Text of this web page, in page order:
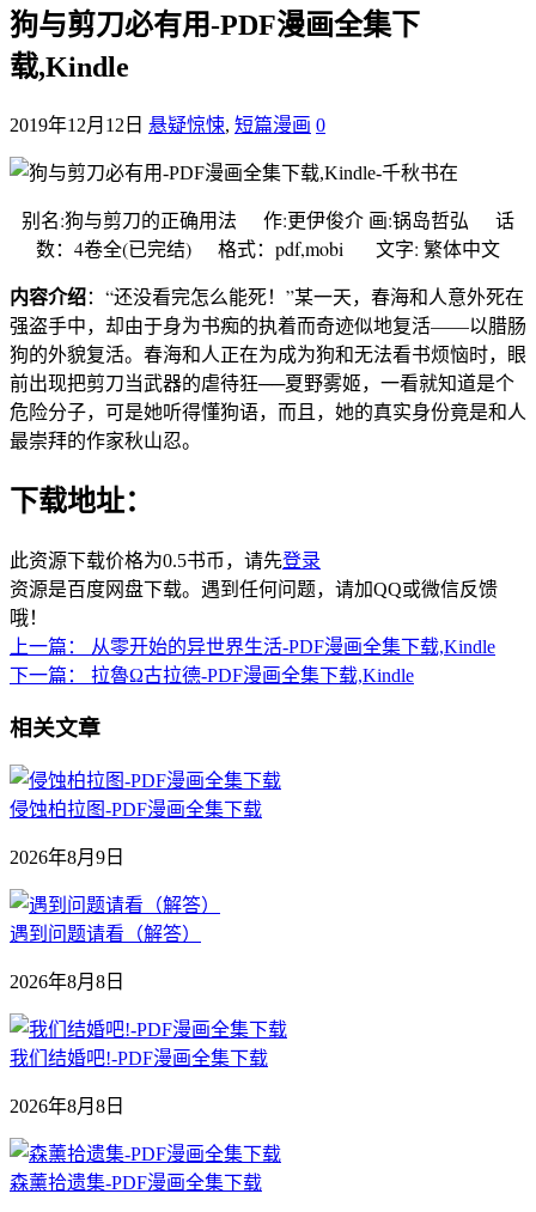
狗与剪刀必有用-PDF漫画全集下
载,Kindle
2019年12月12日 悬疑惊悚, 短篇漫画 0
别名:狗与剪刀的正确用法 作:更伊俊介 画:锅岛哲弘 话
数：4卷全(已完结) 格式：pdf,mobi 文字: 繁体中文
内容介绍：“还没看完怎么能死！”某一天，春海和人意外死在
强盗手中，却由于身为书痴的执着而奇迹似地复活——以腊肠
狗的外貌复活。春海和人正在为成为狗和无法看书烦恼时，眼
前出现把剪刀当武器的虐待狂──夏野雾姬，一看就知道是个
危险分子，可是她听得懂狗语，而且，她的真实身份竟是和人
最崇拜的作家秋山忍。
下载地址：
此资源下载价格为0.5书币，请先登录
资源是百度网盘下载。遇到任何问题，请加QQ或微信反馈
哦！
上一篇：
从零开始的异世界生活-PDF漫画全集下载,Kindle
下一篇：
拉魯Ω古拉德-PDF漫画全集下载,Kindle
相关文章
侵蚀柏拉图-PDF漫画全集下载
2026年8月9日
遇到问题请看（解答）
2026年8月8日
我们结婚吧!-PDF漫画全集下载
2026年8月8日
森薰拾遗集-PDF漫画全集下载